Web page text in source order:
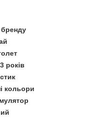
бренду
років
кольори